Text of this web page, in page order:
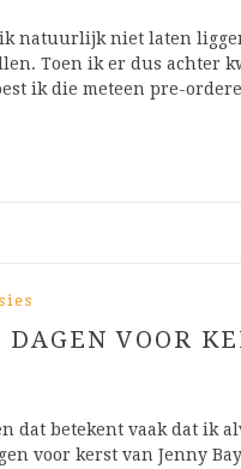
natuurlijk niet laten
Toen ik er dus achter
ik die meteen pre-
VOOR
dat betekent vaak dat ik
voor kerst van Jenny